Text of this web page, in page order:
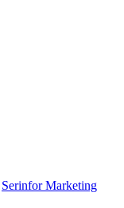
Serinfor Marketing